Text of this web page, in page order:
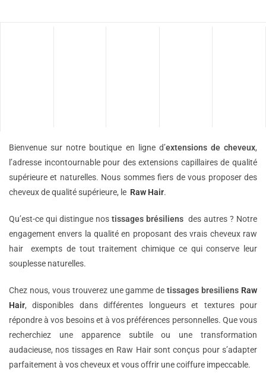
Bienvenue sur notre boutique en ligne d’extensions decheveux,
l’adresse incontournable pour des extensions capillaires de qualité
supérieure et naturelles. Nous sommes fiers de vous proposer des
cheveux de qualité supérieure, le Raw Hair.
Qu’est-ce qui distingue nos tissages brésiliens des autres ? Notre
engagement envers la qualité en proposant des vrais cheveux raw
hair exempts de tout traitement chimique ce qui conserve leur
souplesse naturelles.
Chez nous, vous trouverez une gamme detissages bresiliens Raw
Hair, disponibles dans différentes longueurs et textures pour
répondre à vos besoins et à vos préférences personnelles. Que vous
recherchiez une apparence subtile ou une transformation
audacieuse, nos tissages en Raw Hair sont conçus pour s’adapter
parfaitement à vos cheveux et vous offrir une coiffure impeccable.